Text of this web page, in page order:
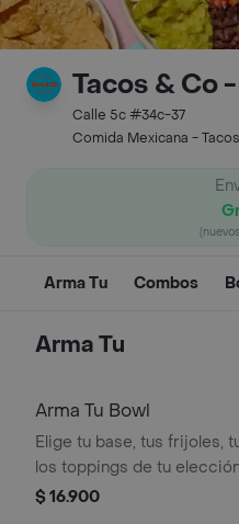
Tacos & Co
Calle 5c #34c-37
Comida Mexicana -
Arma Tu Combos
Arma Tu
Arma Tu Bowl
Elige tu base, tus frijoles,
los toppings de tu
salsas.
$ 16.900